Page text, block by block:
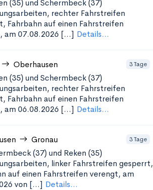
(35) und Schermbeck (37)
rechter Fahrstreifen
Fahrbahn auf einen Fahrstreifen
am 07.08.2026 [...] Details...
Oberhausen 3 Tage
(35) und Schermbeck (37)
rechter Fahrstreifen
Fahrbahn auf einen Fahrstreifen
am 06.08.2026 [...] Details...
Gronau 3 Tage
(37) und Reken (35)
linker Fahrstreifen gesperrt,
auf einen Fahrstreifen verengt, am
von [...] Details...